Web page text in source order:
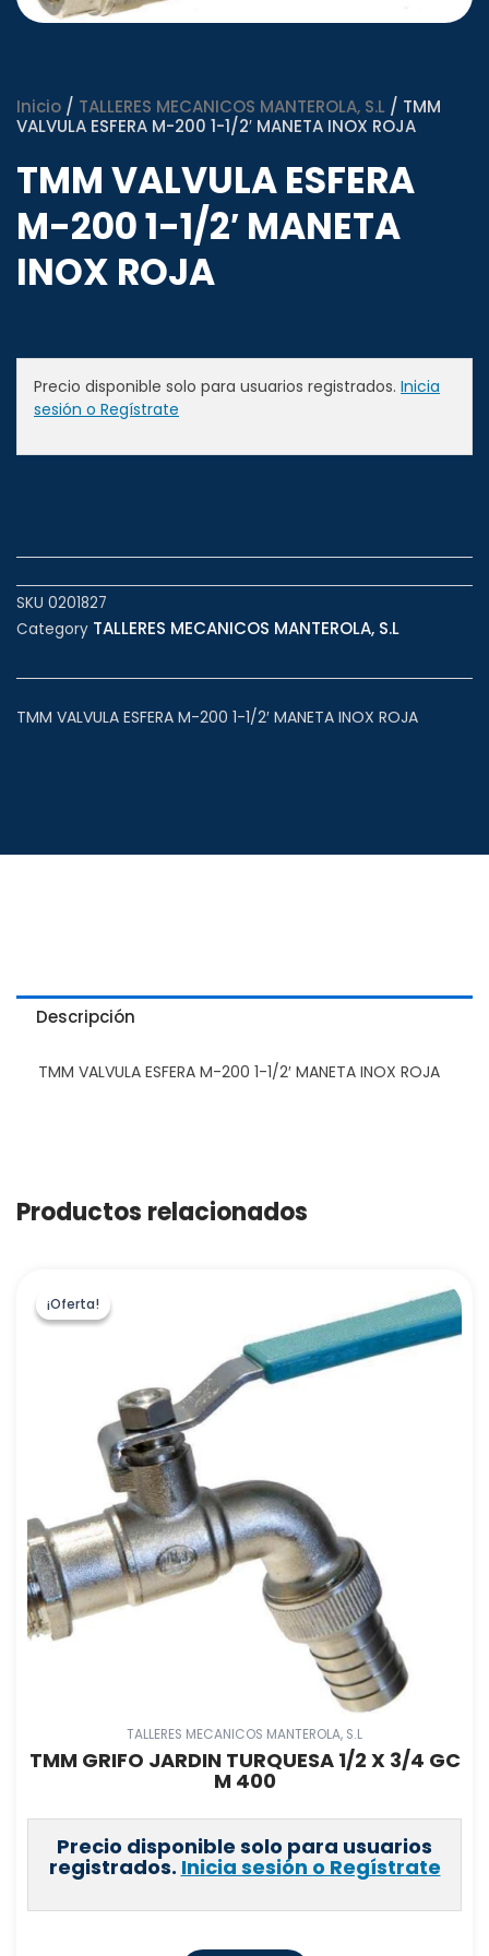
Inicio / TALLERES MECANICOS MANTEROLA, S.L / TMM
VALVULA ESFERA M-200 1-1/2′ MANETA INOX ROJA
TMM VALVULA ESFERA
M-200 1-1/2′ MANETA
INOX ROJA
Precio disponible solo para usuarios registrados. Inicia
sesión o Regístrate
SKU 0201827
Category TALLERES MECANICOS MANTEROLA, S.L
TMM VALVULA ESFERA M-200 1-1/2′ MANETA INOX ROJA
Descripción
TMM VALVULA ESFERA M-200 1-1/2′ MANETA INOX ROJA
Productos relacionados
¡Oferta!
¡Oferta!
TALLERES MECANICOS MANTEROLA, S.L
TMM GRIFO JARDIN TURQUESA 1/2 X 3/4 GC
M 400
Precio disponible solo para usuarios
registrados. Inicia sesión o Regístrate